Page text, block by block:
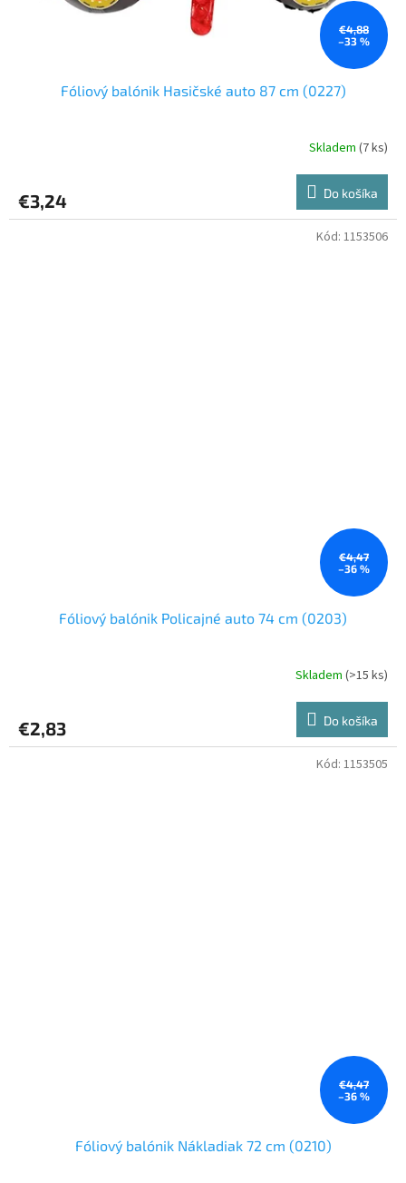
€4,88
–33 %
Fóliový balónik Hasičské auto 87 cm (0227)
Skladem (7 ks)
€3,24 Do košíka
€4,47
–36 %
Fóliový balónik Policajné auto 74 cm (0203)
Skladem (>15 ks)
€2,83 Do košíka
Kód: 1153506
€4,47
–36 %
Fóliový balónik Nákladiak 72 cm (0210)
Kód: 1153505